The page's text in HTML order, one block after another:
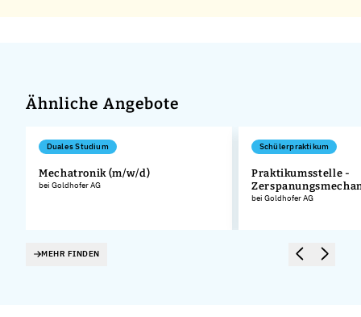
Ähnliche Angebote
Duales Studium
Mechatronik (m/w/d)
bei Goldhofer AG
Schülerpraktikum
Praktikumsstelle -
bei Goldhofer AG
MEHR FINDEN